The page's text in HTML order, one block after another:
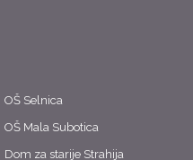
OŠ Selnica
OŠ Mala Subotica
Dom za starije Strahija